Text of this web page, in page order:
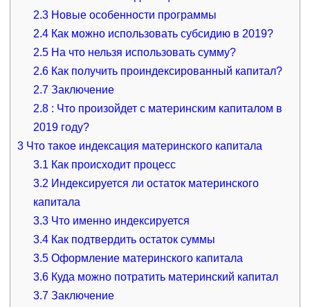
2.3 Новые особенности программы
2.4 Как можно использовать субсидию в 2019?
2.5 На что нельзя использовать сумму?
2.6 Как получить проиндексированный капитал?
2.7 Заключение
2.8 : Что произойдет с материнским капиталом в
2019 году?
3Что такое индексация материнского капитала
3.1 Как происходит процесс
3.2 Индексируется ли остаток материнского
капитала
3.3 Что именно индексируется
3.4 Как подтвердить остаток суммы
3.5 Оформление материнского капитала
3.6 Куда можно потратить материнский капитал
3.7 Заключение